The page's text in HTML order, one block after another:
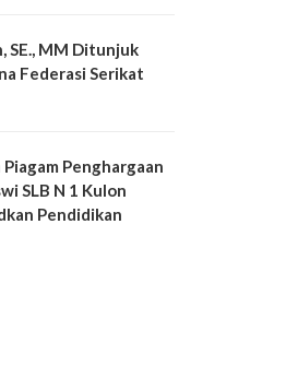
SE., MM Ditunjuk
Federasi Serikat
Penghargaan
SLB N 1 Kulon
Pendidikan